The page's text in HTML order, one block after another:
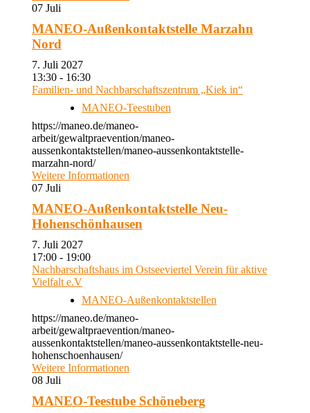
07 Juli
MANEO-Außenkontaktstelle Marzahn
Nord
7. Juli 2027
13:30 - 16:30
Familien- und Nachbarschaftszentrum „Kiek in“
MANEO-Teestuben
https://maneo.de/maneo-
arbeit/gewaltpraevention/maneo-
aussenkontaktstellen/maneo-aussenkontaktstelle-
marzahn-nord/
Weitere Informationen
07 Juli
MANEO-Außenkontaktstelle Neu-
Hohenschönhausen
7. Juli 2027
17:00 - 19:00
Nachbarschaftshaus im Ostseeviertel Verein für aktive
Vielfalt e.V
MANEO-Außenkontaktstellen
https://maneo.de/maneo-
arbeit/gewaltpraevention/maneo-
aussenkontaktstellen/maneo-aussenkontaktstelle-neu-
hohenschoenhausen/
Weitere Informationen
08 Juli
MANEO-Teestube Schöneberg